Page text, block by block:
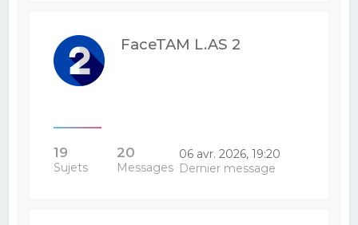
FaceTAM L.AS 2
19
Sujets
20
Messages
06 avr. 2026, 19:20
Dernier message